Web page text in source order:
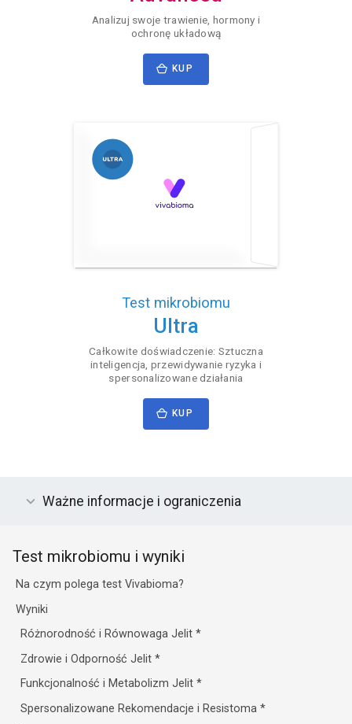
Analizuj swoje trawienie, hormony i
ochronę układową
KUP
Test mikrobiomu
Ultra
Całkowite doświadczenie: Sztuczna
inteligencja, przewidywanie ryzyka i
spersonalizowane działania
KUP
Ważne informacje i ograniczenia
Test mikrobiomu i wyniki
Na czym polega test Vivabioma?
Wyniki
Różnorodność i Równowaga Jelit*
Zdrowie i Odporność Jelit*
Funkcjonalność i Metabolizm Jelit*
Spersonalizowane Rekomendacje i Resistoma*